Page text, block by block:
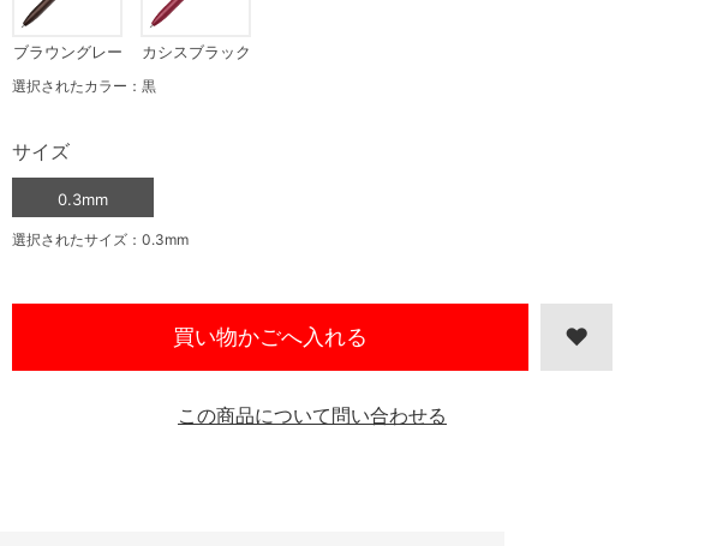
ブラウングレー カシスブラック
選択されたカラー：黒
サイズ
0.3mm
選択されたサイズ：0.3mm
買い物かごへ入れる
この商品について問い合わせる